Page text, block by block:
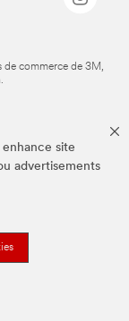
site
advertisements
de commerce de 3M,